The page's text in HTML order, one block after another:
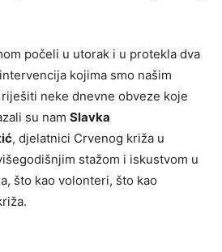
počeli u utorak i u protekla dva
kojima smo našim
neke dnevne obveze koje
su nam Slavka
, djelatnici Crvenog križa u
stažom i iskustvom u
što kao volonteri, što kao